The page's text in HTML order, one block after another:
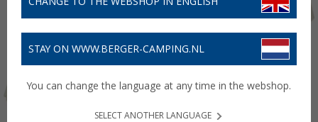
STAY ON WWW.BERGER-CAMPING.NL
You can change the language at any time in the webshop.
SELECT ANOTHER LANGUAGE